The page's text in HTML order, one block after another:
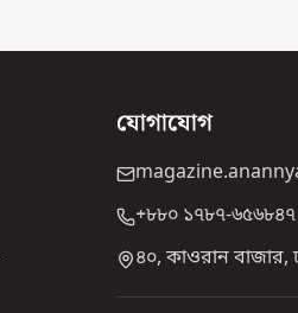
যোগাযোগ
+৮৮০ ১৭৮৭-৬৫৬৮৪৭
৪০, কাওরান বাজার,